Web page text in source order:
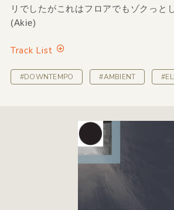
リでしたがこれはフロアでもゾクっと
(Akie)
Track List
#DOWNTEMPO #AMBIENT